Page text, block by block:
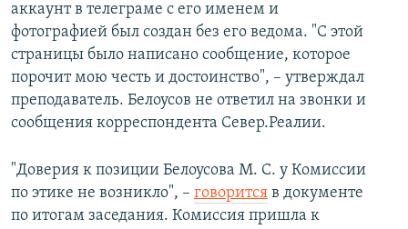
аккаунт в телеграме с его именем и
фотографией был создан без его ведома. "С этой
страницы было написано сообщение, которое
порочит мою честь и достоинство", – утверждал
преподаватель. Белоусов не ответил на звонки и
сообщения корреспондента Север.Реалии.
"Доверия к позиции Белоусова М. С. у Комиссии
по этике не возникло", – говорится в документе
по итогам заседания. Комиссия пришла к